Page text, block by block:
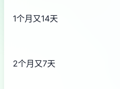
1个月又14天
2个月又7天